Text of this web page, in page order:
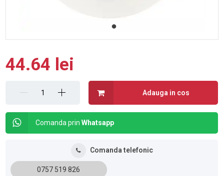
44.64 lei
Adauga in cos
Comanda prinWhatsapp
Comanda telefonic
0757 519 826